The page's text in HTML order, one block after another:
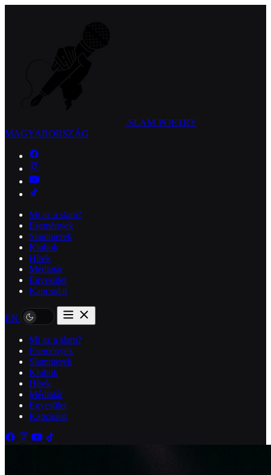
SLAM POETRY
MAGYARORSZÁG
Mi az a slam?
Események
Slammerek
Klubok
Hírek
Médiatár
Egyesület
Kapcsolat
EN
Mi az a slam?
Események
Slammerek
Klubok
Hírek
Médiatár
Egyesület
Kapcsolat